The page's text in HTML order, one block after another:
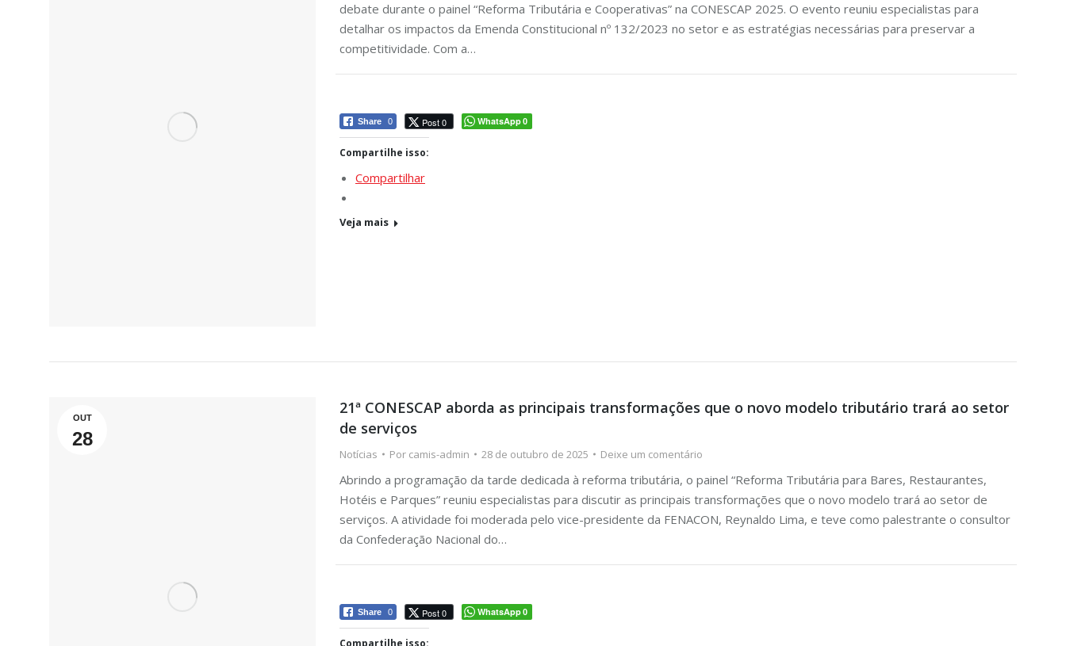
debate durante o painel “Reforma Tributária e Cooperativas” na CONESCAP 2025. O evento reuniu especialistas para
detalhar os impactos da Emenda Constitucional nº 132/2023 no setor e as estratégias necessárias para preservar a
competitividade. Com a…
Share 0 Post 0 WhatsApp0
Compartilhe isso:
Compartilhar
Veja mais
OUT
28
21ª CONESCAP aborda as principais transformações que o novo modelo tributário trará ao setor
de serviços
Notícias Por camis-admin 28 de outubro de 2025 Deixe um comentário
Abrindo a programação da tarde dedicada à reforma tributária, o painel “Reforma Tributária para Bares, Restaurantes,
Hotéis e Parques” reuniu especialistas para discutir as principais transformações que o novo modelo trará ao setor de
serviços. A atividade foi moderada pelo vice-presidente da FENACON, Reynaldo Lima, e teve como palestrante o consultor
da Confederação Nacional do…
Share 0 Post 0 WhatsApp0
Compartilhe isso: